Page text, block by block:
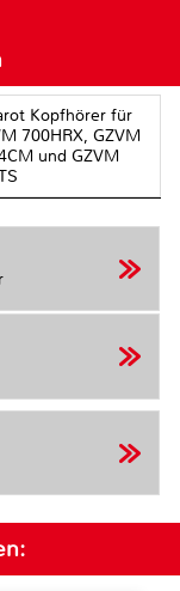
Kopfhörer für
700HRX, GZVM
und GZVM